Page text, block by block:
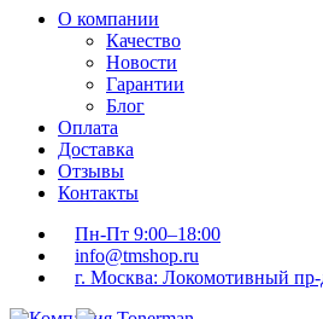
О компании
Качество
Новости
Гарантии
Блог
Оплата
Доставка
Отзывы
Контакты
Пн-Пт 9:00–18:00
info@tmshop.ru
г. Москва: Локомотивный пр-